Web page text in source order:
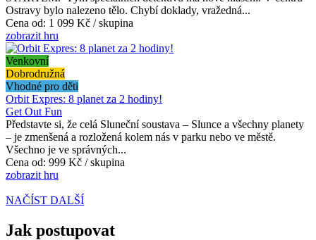
Ostravy bylo nalezeno tělo. Chybí doklady, vražedná...
Cena od: 1 099 Kč / skupina
zobrazit hru
Venkovní
Dobrodružná
Vhodné pro děti
Orbit Expres: 8 planet za 2 hodiny!
Get Out Fun
Představte si, že celá Sluneční soustava – Slunce a všechny planety
– je zmenšená a rozložená kolem nás v parku nebo ve městě.
Všechno je ve správných...
Cena od: 999 Kč / skupina
zobrazit hru
NAČÍST DALŠÍ
Jak postupovat